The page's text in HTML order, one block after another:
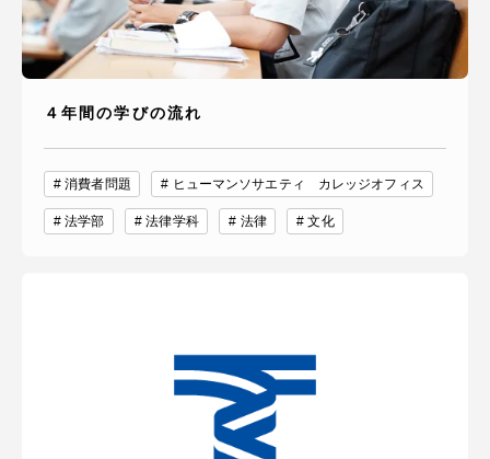
４年間の学びの流れ
消費者問題 ヒューマンソサエティ カレッジオフィス
法学部 法律学科 法律 文化